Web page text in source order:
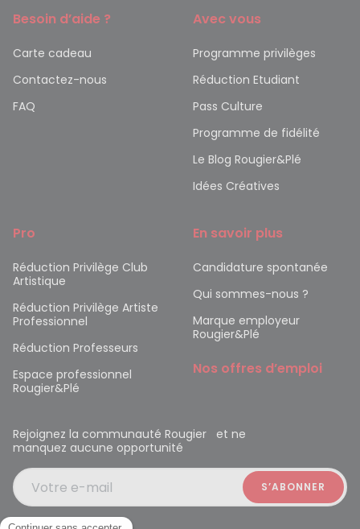
Besoin d’aide ?
Carte cadeau
Contactez-nous
FAQ
Avec vous
Programme privilèges
Réduction Etudiant
Pass Culture
Programme de fidélité
Le Blog Rougier&Plé
Idées Créatives
Pro
Réduction Privilège Club
Artistique
Réduction Privilège Artiste
Professionnel
Réduction Professeurs
Espace professionnel
Rougier&Plé
En savoir plus
Candidature spontanée
Qui sommes-nous ?
Marque employeur
Rougier&Plé
Nos offres d’emploi
Rejoignez la communauté Rougier et ne
manquez aucune opportunité
Votre e-mail